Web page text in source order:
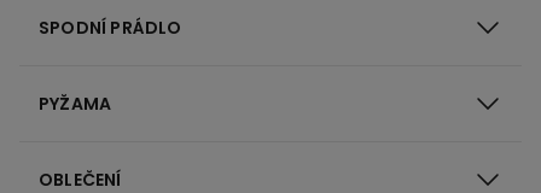
SPODNÍ PRÁDLO
PYŽAMA
OBLEČENÍ